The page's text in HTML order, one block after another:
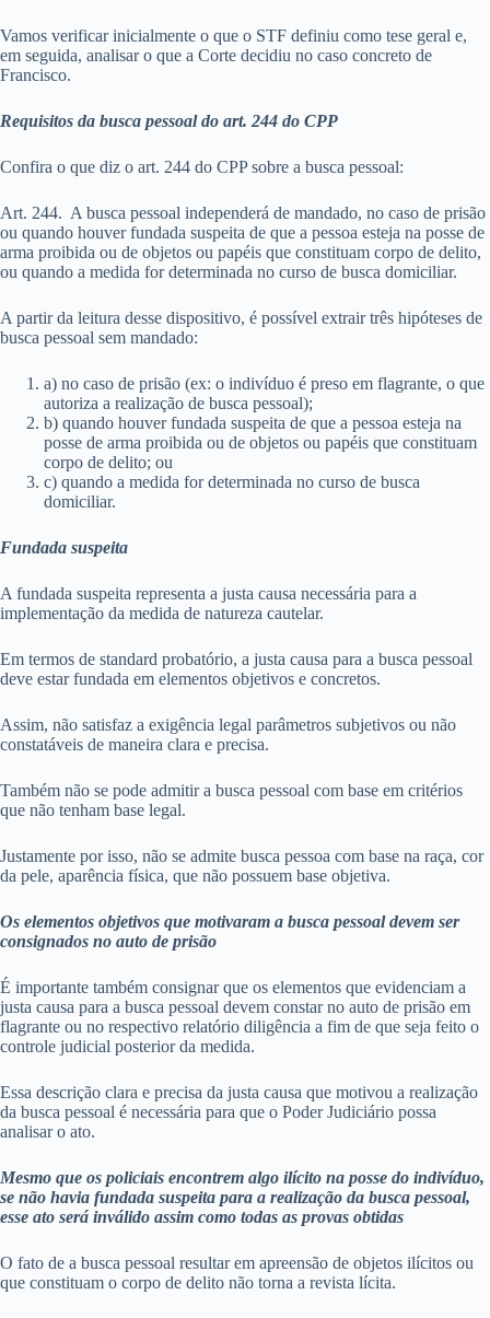
Vamos verificar inicialmente o que o STF definiu como tese geral e,
em seguida, analisar o que a Corte decidiu no caso concreto de
Francisco.
Requisitos da busca pessoal do art. 244 do CPP
Confira o que diz o art. 244 do CPP sobre a busca pessoal:
Art. 244. A busca pessoal independerá de mandado, no caso de prisão
ou quando houver fundada suspeita de que a pessoa esteja na posse de
arma proibida ou de objetos ou papéis que constituam corpo de delito,
ou quando a medida for determinada no curso de busca domiciliar.
A partir da leitura desse dispositivo, é possível extrair três hipóteses de
busca pessoal sem mandado:
a) no caso de prisão (ex: o indivíduo é preso em flagrante, o que
autoriza a realização de busca pessoal);
b) quando houver fundada suspeita de que a pessoa esteja na
posse de arma proibida ou de objetos ou papéis que constituam
corpo de delito; ou
c) quando a medida for determinada no curso de busca
domiciliar.
Fundada suspeita
A fundada suspeita representa a justa causa necessária para a
implementação da medida de natureza cautelar.
Em termos de standard probatório, a justa causa para a busca pessoal
deve estar fundada em elementos objetivos e concretos.
Assim, não satisfaz a exigência legal parâmetros subjetivos ou não
constatáveis de maneira clara e precisa.
Também não se pode admitir a busca pessoal com base em critérios
que não tenham base legal.
Justamente por isso, não se admite busca pessoa com base na raça, cor
da pele, aparência física, que não possuem base objetiva.
Os elementos objetivos que motivaram a busca pessoal devem ser
consignados no auto de prisão
É importante também consignar que os elementos que evidenciam a
justa causa para a busca pessoal devem constar no auto de prisão em
flagrante ou no respectivo relatório diligência a fim de que seja feito o
controle judicial posterior da medida.
Essa descrição clara e precisa da justa causa que motivou a realização
da busca pessoal é necessária para que o Poder Judiciário possa
analisar o ato.
Mesmo que os policiais encontrem algo ilícito na posse do indivíduo,
se não havia fundada suspeita para a realização da busca pessoal,
esse ato será inválido assim como todas as provas obtidas
O fato de a busca pessoal resultar em apreensão de objetos ilícitos ou
que constituam o corpo de delito não torna a revista lícita.